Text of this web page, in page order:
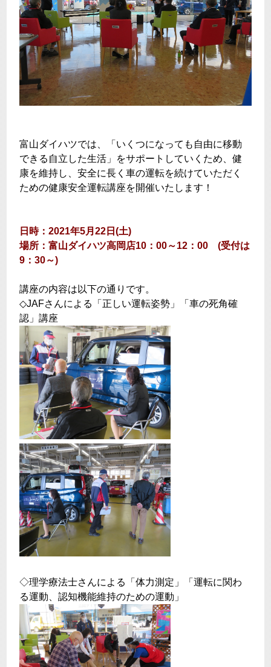
富山ダイハツでは、「いくつになっても自由に移動
できる自立した生活」をサポートしていくため、健
康を維持し、安全に長く車の運転を続けていただく
ための健康安全運転講座を開催いたします！
日時：2021年5月22日(土)
場所：富山ダイハツ高岡店10：00～12：00 (受付は
9：30～)
講座の内容は以下の通りです。
◇JAFさんによる「正しい運転姿勢」「車の死角確
認」講座
◇理学療法士さんによる「体力測定」「運転に関わ
る運動、認知機能維持のための運動」